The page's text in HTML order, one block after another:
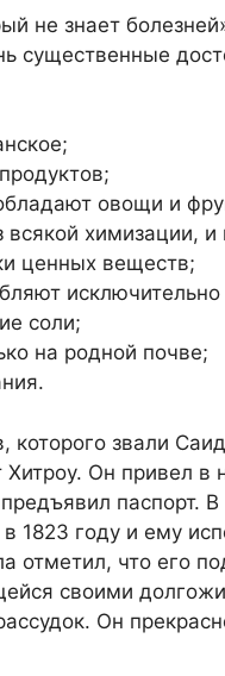
не знает
существенные
овощи и
химизации, и
ценных веществ;
исключительно
соли;
на родной почве;
которого звали
Он привел в
паспорт. В
1823 году и ему
что его
своими
Он